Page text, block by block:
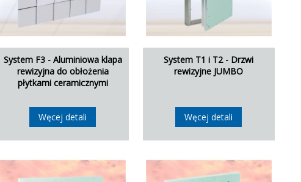
System F3 - Aluminiowa klapa
rewizyjna do obłożenia
płytkami ceramicznymi
Węcej detali
System T1 i T2 - Drzwi
rewizyjne JUMBO
Węcej detali